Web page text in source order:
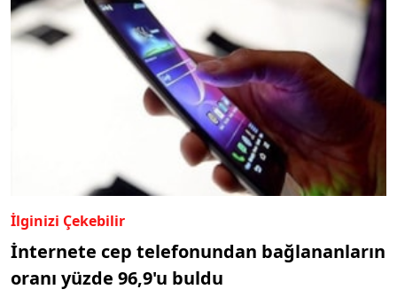
İlginizi Çekebilir
İnternete cep telefonundan bağlananların
oranı yüzde 96,9'u buldu